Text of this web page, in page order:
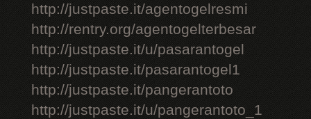
http://justpaste.it/agentogelresmi
http://rentry.org/agentogelterbesar
http://justpaste.it/u/pasarantogel
http://justpaste.it/pasarantogel1
http://justpaste.it/pangerantoto
http://justpaste.it/u/pangerantoto_1